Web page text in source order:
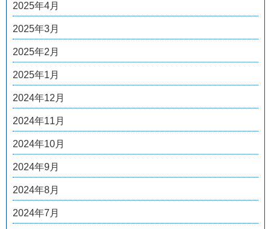
2025年4月
2025年3月
2025年2月
2025年1月
2024年12月
2024年11月
2024年10月
2024年9月
2024年8月
2024年7月